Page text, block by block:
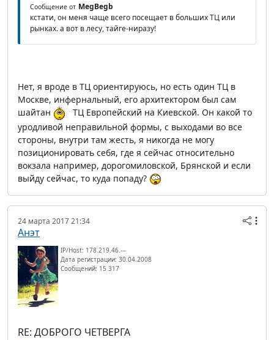
Сообщение от MegBegb
кстати, он меня чаще всего посещает в больших ТЦ или
рынках. а вот в лесу, тайге-ниразу!
Нет, я вроде в ТЦ ориентируюсь, но есть один ТЦ в
Москве, инфернальный, его архитектором был сам
шайтан
ТЦ Европейский на Киевской. Он какой то
уродливой неправильной формы, с выходами во все
стороны, внутри там жесть, я никогда не могу
позиционировать себя, где я сейчас относительно
вокзала например, дорогомиловской, Брянской и если
выйду сейчас, то куда попаду?
24 марта 2017 21:34
Анэт
IP/Host: 178.219.46.---
Дата регистрации: 30.04.2008
Сообщений: 15 317
RE: ДОБРОГО ЧЕТВЕРГА